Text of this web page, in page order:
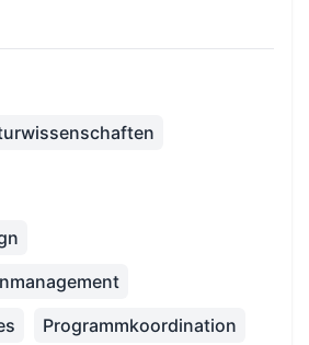
Programmkoordination